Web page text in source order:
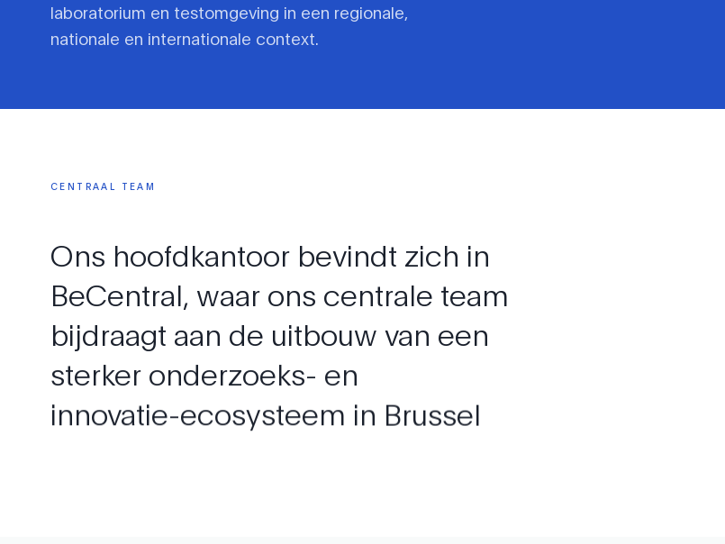
laboratorium en testomgeving in een regionale,
nationale en internationale context.
Ons hoofdkantoor bevindt zich in
BeCentral, waar ons centrale team
bijdraagt aan de uitbouw van een
sterker onderzoeks- en
innovatie-ecosysteem in Brussel
CENTRAAL TEAM